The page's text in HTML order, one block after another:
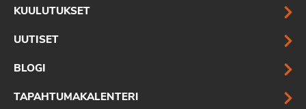
KUULUTUKSET
UUTISET
BLOGI
TAPAHTUMAKALENTERI